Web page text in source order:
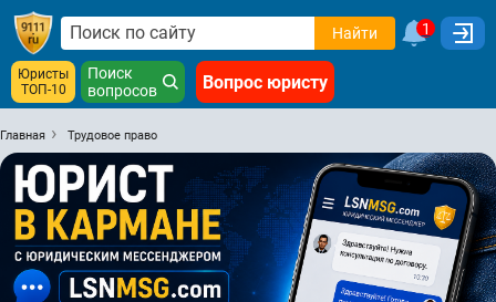
Найти 1
Юристы
ТОП-10
Поиск
вопросов
Вопрос юристу
Главная Трудовое право